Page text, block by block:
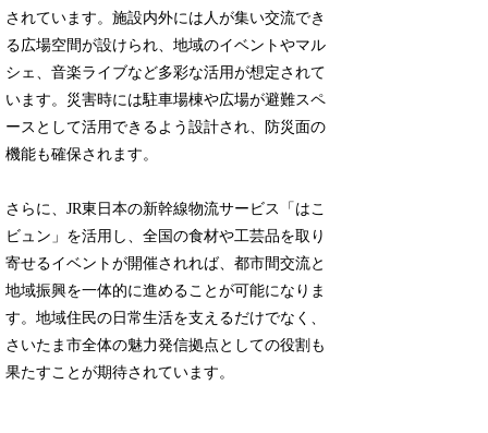
されています。施設内外には人が集い交流でき
る広場空間が設けられ、地域のイベントやマル
シェ、音楽ライブなど多彩な活用が想定されて
います。災害時には駐車場棟や広場が避難スペ
ースとして活用できるよう設計され、防災面の
機能も確保されます。
さらに、JR東日本の新幹線物流サービス「はこ
ビュン」を活用し、全国の食材や工芸品を取り
寄せるイベントが開催されれば、都市間交流と
地域振興を一体的に進めることが可能になりま
す。地域住民の日常生活を支えるだけでなく、
さいたま市全体の魅力発信拠点としての役割も
果たすことが期待されています。